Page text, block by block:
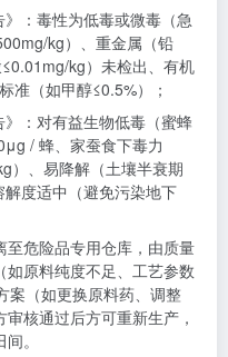
》：毒性为低毒或微毒（急
kg）、重金属（铅
kg）未检出、有机
准（如甲醇≤0.5%）；
》：对有益生物低毒（蜜蜂
/ 蜂、家蚕食下毒力
）、易降解（土壤半衰期
度适中（避免污染地下
至危险品专用仓库，由质量
如原料纯度不足、工艺参数
案（如更换原料药、调整
核通过后方可重新生产，
。